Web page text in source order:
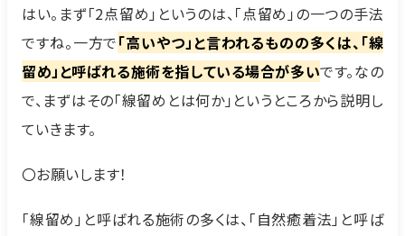
はい。まず「2点留め」というのは、「点留め」の一つの手法
ですね。一方で「高いやつ」と言われるものの多くは、「線
留め」と呼ばれる施術を指している場合が多いです。なの
で、まずはその「線留めとは何か」というところから説明し
ていきます。
〇お願いします！
「線留め」と呼ばれる施術の多くは、「自然癒着法」と呼ば